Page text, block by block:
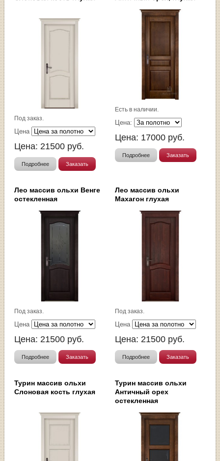
Под заказ.
Цена
Цена: 21500 руб.
Подробнее Заказать
Есть в наличии.
Цена:
Цена: 17000 руб.
Подробнее Заказать
Лео массив ольхи Венге
остекленная
Под заказ.
Цена
Цена: 21500 руб.
Подробнее Заказать
Лео массив ольхи
Махагон глухая
Под заказ.
Цена
Цена: 21500 руб.
Подробнее Заказать
Турин массив ольхи
Слоновая кость глухая
Турин массив ольхи
Античный орех
остекленная